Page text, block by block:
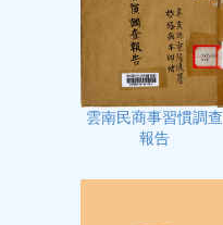
雲南民商事習慣調查
報告